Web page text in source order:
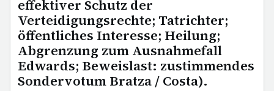
effektiver Schutz der
Verteidigungsrechte; Tatrichter;
öffentliches Interesse; Heilung;
Abgrenzung zum Ausnahmefall
Edwards; Beweislast: zustimmendes
Sondervotum Bratza / Costa).